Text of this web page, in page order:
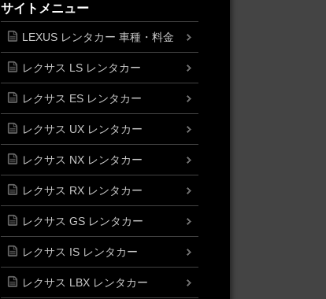
サイトメニュー
LEXUS レンタカー 車種・料金
レクサス LS レンタカー
レクサス ES レンタカー
レクサス UX レンタカー
レクサス NX レンタカー
レクサス RX レンタカー
レクサス GS レンタカー
レクサス IS レンタカー
レクサス LBX レンタカー